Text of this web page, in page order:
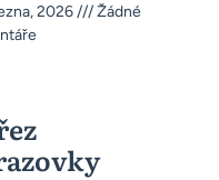
2026
Žádné